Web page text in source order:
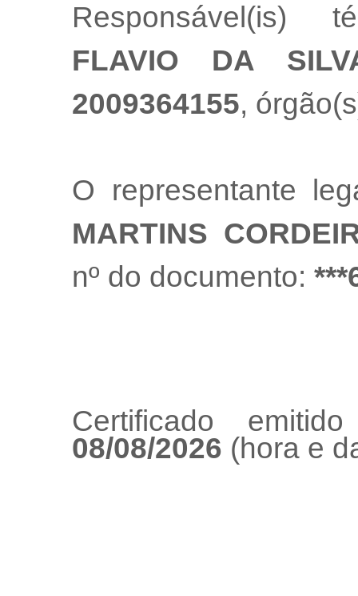
Responsável(is)
FLAVIO DA
2009364155,
O representante
MARTINS
nº do documento:
Certificado
08/08/2026 (hora e